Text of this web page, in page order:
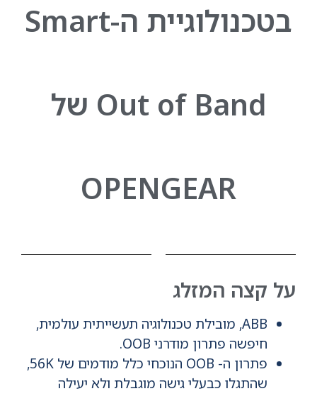
בטכנולוגיית ה-Smart
Out of Band של
OPENGEAR
על קצה המזלג
ABB, מובילת טכנולוגיה תעשייתית עולמית,
חיפשה פתרון מודרני OOB.
פתרון ה- OOB הנוכחי כלל מודמים של 56K,
שהתגלו כבעלי גישה מוגבלת ולא יעילה